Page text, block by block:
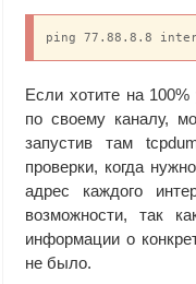
ping 77.88.8.8
Если хотите на
по своему каналу,
запустив там
проверки, когда
адрес каждого
возможности, так
информации о
не было.